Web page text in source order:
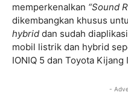
memperkenalkan “Sound
dikembangkan khusus
hybrid dan sudah
mobil listrik dan hybrid
IONIQ 5 dan Toyota Kijang
-